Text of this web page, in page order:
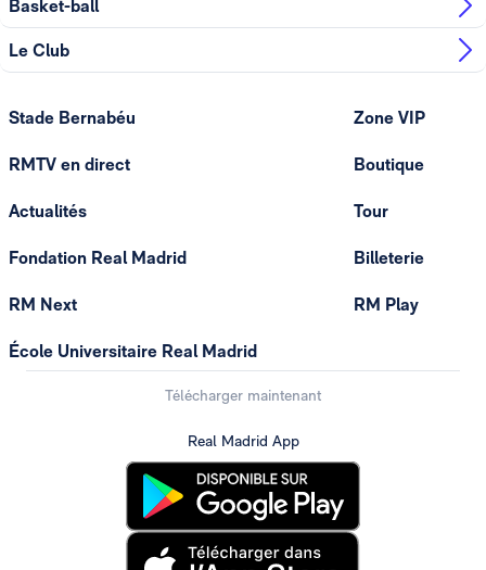
Basket-ball
Le Club
Stade Bernabéu
RMTV en direct
Actualités
Fondation Real Madrid
RM Next
École Universitaire Real Madrid
Zone VIP
Boutique
Tour
Billeterie
RM Play
Télécharger maintenant
Real Madrid App